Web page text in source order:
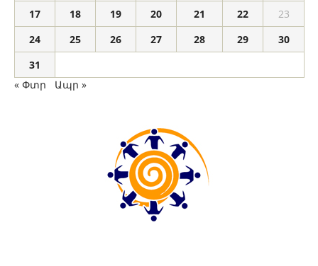
17
18 19 20 21 22
23
24
25 26 27 28 29
30
31
« Փտր
Ապր »